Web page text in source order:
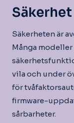
Säkerhet
Säkerheten är
Många
vila och under
för
firmware-
sårbarheter.